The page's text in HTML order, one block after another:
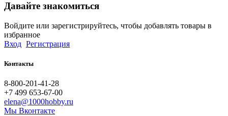
Давайте знакомиться
Войдите или зарегистрируйтесь, чтобы добавлять товары в
избранное
Вход Регистрация
Контакты
8-800-201-41-28
+7 499 653-67-00
elena@1000hobby.ru
Мы Вконтакте